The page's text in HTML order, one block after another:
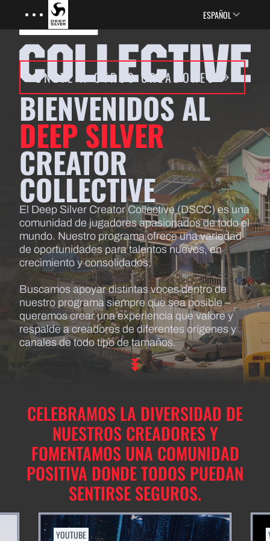
Skip to main content
Menu
ESPAÑOL
ÚNETE A OTROS CREADORES
BIENVENIDOS AL
DEEP SILVER
CREATOR
COLLECTIVE
El Deep Silver Creator Collective (DSCC) es una
comunidad de jugadores apasionados de todo el
mundo. Nuestro programa ofrece una variedad
de oportunidades para talentos nuevos, en
crecimiento y consolidados.
Buscamos apoyar distintas voces dentro de
nuestro programa siempre que sea posible –
queremos crear una experiencia que valore y
respalde a creadores de diferentes orígenes y
canales de todo tipo de tamaños.
CELEBRAMOS LA DIVERSIDAD DE
NUESTROS CREADORES Y
FOMENTAMOS UNA COMUNIDAD
POSITIVA DONDE TODOS PUEDAN
SENTIRSE SEGUROS.
YOUTUBE